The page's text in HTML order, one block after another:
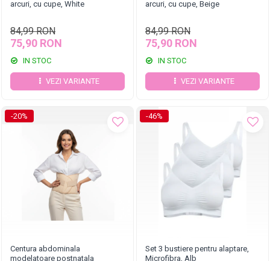
arcuri, cu cupe, White
84,99 RON
75,90 RON
IN STOC
VEZI VARIANTE
arcuri, cu cupe, Beige
84,99 RON
75,90 RON
IN STOC
VEZI VARIANTE
-20%
Centura abdominala
modelatoare postnatala
-46%
Set 3 bustiere pentru alaptare,
Microfibra, Alb